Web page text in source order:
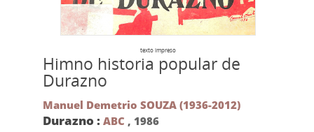
texto impreso
Himno historia popular de
Durazno
Manuel Demetrio SOUZA (1936-2012)
Durazno : ABC , 1986